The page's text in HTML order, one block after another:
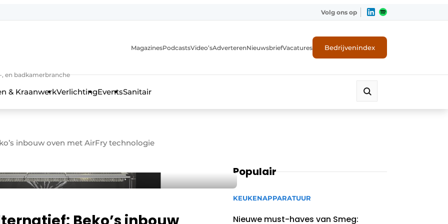
techniek in de keuken-, woon-, en badkamerbranche
Volg ons op
en badkamerbranche
MagazinesPodcastsVideo’sAdverterenNieuwsbriefVacatures Bedrijvenindex
& KraanwerkVerlichtingEventsSanitair
inbouw oven met AirFry technologie
Populair
KEUKENAPPARATUUR
Nieuwe must-haves van Smeg: